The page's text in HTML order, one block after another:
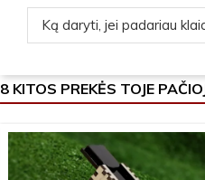
Ką daryti, jei padariau
8 KITOS PREKĖS TOJE